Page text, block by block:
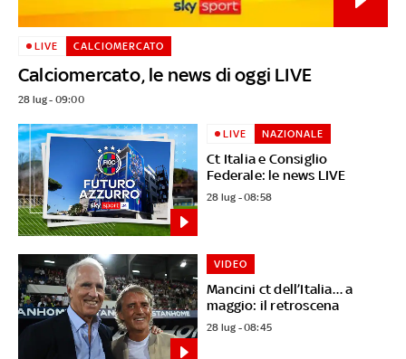
Calciomercato, le news di oggi LIVE
LIVE CALCIOMERCATO
28 lug - 09:00
Ct Italia e Consiglio
Federale: le news LIVE
LIVE NAZIONALE
28 lug - 08:58
Mancini ct dell’Italia… a
maggio: il retroscena
VIDEO
28 lug - 08:45